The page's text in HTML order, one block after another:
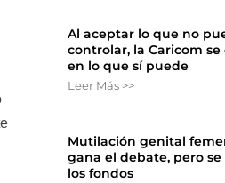
Al aceptar lo que no
controlar, la Caricom se
en lo que sí puede
Leer Más >>
Mutilación genital
gana el debate, pero
los fondos